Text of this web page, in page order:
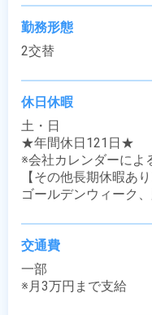
勤務形態
2交替
休日休暇
土・日
★年間休日121日★
※会社カレンダーによ
【その他長期休暇あり
ゴールデンウィーク
交通費
一部
※月3万円まで支給